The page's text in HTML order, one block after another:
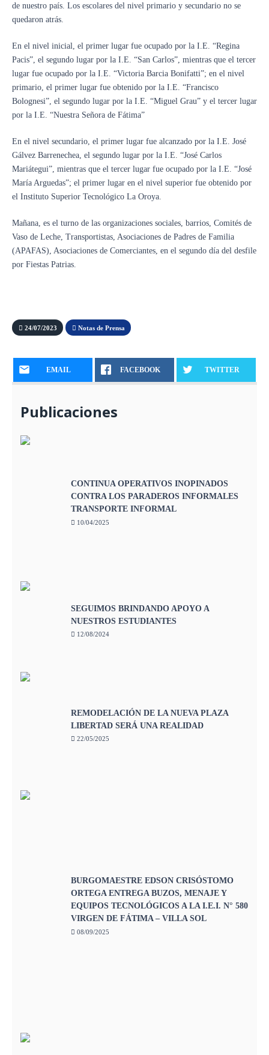
de nuestro país. Los escolares del nivel primario y secundario no se
quedaron atrás.
En el nivel inicial, el primer lugar fue ocupado por la I.E. “Regina
Pacis”, el segundo lugar por la I.E. “San Carlos”, mientras que el tercer
lugar fue ocupado por la I.E. “Victoria Barcia Bonifatti”; en el nivel
primario, el primer lugar fue obtenido por la I.E. “Francisco
Bolognesi”, el segundo lugar por la I.E. “Miguel Grau” y el tercer lugar
por la I.E. “Nuestra Señora de Fátima”
En el nivel secundario, el primer lugar fue alcanzado por la I.E. José
Gálvez Barrenechea, el segundo lugar por la I.E. “José Carlos
Mariátegui”, mientras que el tercer lugar fue ocupado por la I.E. “José
María Arguedas”; el primer lugar en el nivel superior fue obtenido por
el Instituto Superior Tecnológico La Oroya.
Mañana, es el turno de las organizaciones sociales, barrios, Comités de
Vaso de Leche, Transportistas, Asociaciones de Padres de Familia
(APAFAS), Asociaciones de Comerciantes, en el segundo día del desfile
por Fiestas Patrias.
24/07/2023 Notas de Prensa
EMAIL FACEBOOK TWITTER
Publicaciones
CONTINUA OPERATIVOS INOPINADOS
CONTRA LOS PARADEROS INFORMALES
TRANSPORTE INFORMAL
10/04/2025
SEGUIMOS BRINDANDO APOYO A
NUESTROS ESTUDIANTES
12/08/2024
REMODELACIÓN DE LA NUEVA PLAZA
LIBERTAD SERÁ UNA REALIDAD
22/05/2025
BURGOMAESTRE EDSON CRISÓSTOMO
ORTEGA ENTREGA BUZOS, MENAJE Y
EQUIPOS TECNOLÓGICOS A LA I.E.I. N° 580
VIRGEN DE FÁTIMA – VILLA SOL
08/09/2025